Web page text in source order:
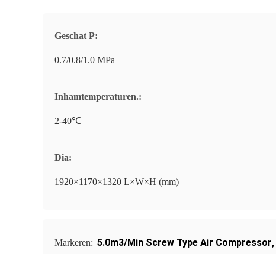
Geschat P:
0.7/0.8/1.0 MPa
Inhamtemperaturen.:
2-40℃
Dia:
1920×1170×1320 L×W×H (mm)
Markeren: 5.0m3/Min Screw Type Air Compressor,